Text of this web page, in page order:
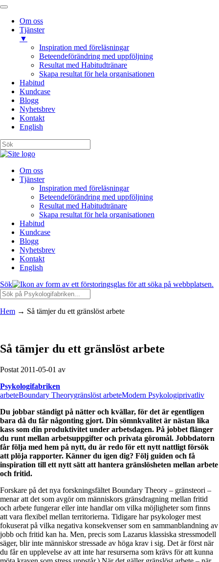
Om oss
Tjänster
▼
Inspiration med föreläsningar
Beteendeförändring med uppföljning
Resultat med Habitudtränare
Skapa resultat för hela organisationen
Habitud
Kundcase
Blogg
Nyhetsbrev
Kontakt
English
Om oss
Tjänster
Inspiration med föreläsningar
Beteendeförändring med uppföljning
Resultat med Habitudtränare
Skapa resultat för hela organisationen
Habitud
Kundcase
Blogg
Nyhetsbrev
Kontakt
English
Sök
Hem → Så tämjer du ett gränslöst arbete
Så tämjer du ett gränslöst arbete
Postat 2011-05-01 av
Psykologifabriken
arbeteBoundary Theorygränslöst arbeteModern Psykologiprivatliv
Du jobbar ständigt på nätter och kvällar, för det är egentligen
bara då du får någonting gjort. Din sömnkvalitet är nästan lika
kass som din produktivitet under arbetsdagen. På jobbet flänger
du runt mellan arbetsuppgifter och privata göromål. Jobbdatorn
får följa med hem på nytt, du är redo för ett nytt nattligt försök
att plöja rapporter. Känner du igen dig? Följ guiden och få
inspiration till ett nytt sätt att hantera gränslösheten mellan arbete
och fritid.
Forskare på det nya forskningsfältet Boundary Theory – gränsteori –
menar att det som avgör om människors gränsdragning mellan fritid
och arbete fungerar eller inte handlar om vilka möjligheter som finns
att vara flexibel mellan territorierna. Tidigare har psykologer mest
fokuserat på vilka negativa konsekvenser som en sammanblandning av
jobb och fritid kan ha. Men, precis som Lazarus klassiska stressmodell
säger, blir inte människor stressade av höga krav i sig. Det är först när
du får en upplevelse av att inte har resurserna som krävs för att kunna